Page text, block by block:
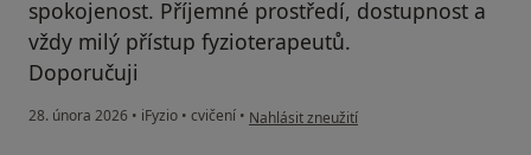
spokojenost. Příjemné prostředí, dostupnost a
vždy milý přístup fyzioterapeutů.
Doporučuji
28. února 2026 • iFyzio • cvičení • podle názoru uživatele Kateřina
Nahlásit zneužití